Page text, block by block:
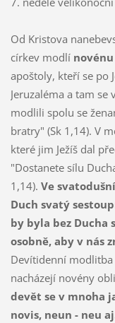
Od Kristova
církev modlí novénu
apoštoly, kteří se po
Jeruzaléma a tam
modlili spolu se
bratry" (Sk 1,14). V
které jim Ježíš dal
"Dostanete sílu
1,14). Ve
Duch svatý
by byla bez Ducha
osobně, aby v nás
Devítidenní
nacházejí novény
devět se v mnoha
novis, neun - neu